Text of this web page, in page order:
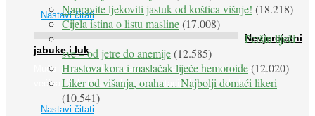
Nastavi čitati
Nevjerojatni
jabuke i luk
Muče li vas tegobe vezane uz srce, oči i živce, od kojih pati
većina dijabetičara u kasnijem stadiju bolesti, jabuke ...
Nastavi čitati
Napravite ljekoviti jastuk od koštica višnje! (18.218)
Cijela istina o listu masline(17.008)
Peršin liječi
sve – od jetre do anemije(12.585)
Hrastova kora i maslačak liječe hemoroide(12.020)
Liker od višanja, oraha … Najbolji domaći likeri
(10.541)